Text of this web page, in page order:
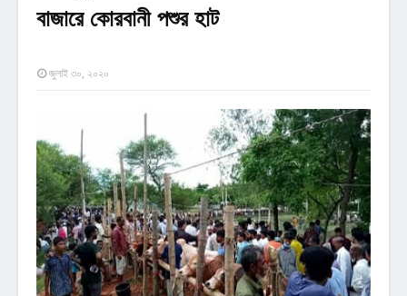
বাজারে কোরবানী পশুর হাট
জুলাই ৩০, ২০২০